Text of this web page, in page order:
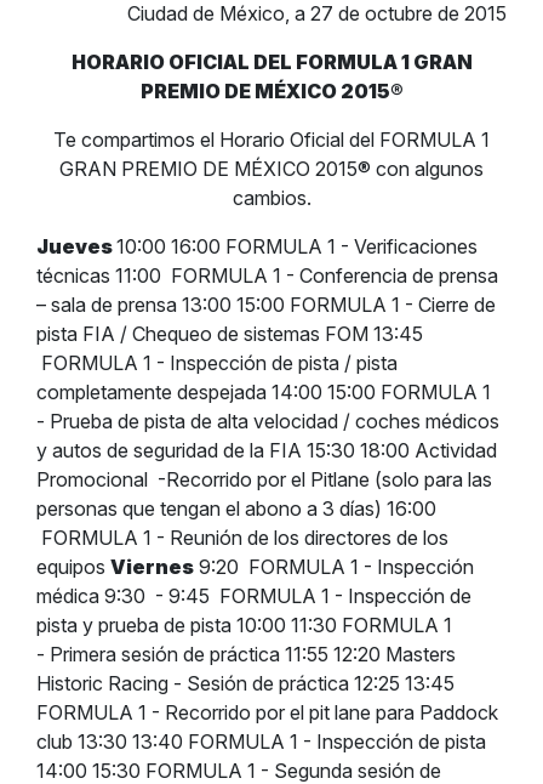
Ciudad de México, a 27 de octubre de 2015
HORARIO OFICIAL DEL FORMULA 1 GRAN
PREMIO DE MÉXICO 2015®
Te compartimos el Horario Oficial del FORMULA 1
GRAN PREMIO DE MÉXICO 2015® con algunos
cambios.
Jueves10:00 16:00 FORMULA 1 - Verificaciones
técnicas 11:00 FORMULA 1 - Conferencia de prensa
– sala de prensa 13:00 15:00 FORMULA 1 - Cierre de
pista FIA / Chequeo de sistemas FOM 13:45
FORMULA 1 - Inspección de pista / pista
completamente despejada 14:00 15:00 FORMULA 1
- Prueba de pista de alta velocidad / coches médicos
y autos de seguridad de la FIA 15:30 18:00 Actividad
Promocional -Recorrido por el Pitlane (solo para las
personas que tengan el abono a 3 días) 16:00
FORMULA 1 - Reunión de los directores de los
equipos Viernes 9:20 FORMULA 1 - Inspección
médica 9:30 - 9:45 FORMULA 1 - Inspección de
pista y prueba de pista 10:00 11:30 FORMULA 1
- Primera sesión de práctica 11:55 12:20 Masters
Historic Racing - Sesión de práctica 12:25 13:45
FORMULA 1 - Recorrido por el pit lane para Paddock
club 13:30 13:40 FORMULA 1 - Inspección de pista
14:00 15:30 FORMULA 1 - Segunda sesión de